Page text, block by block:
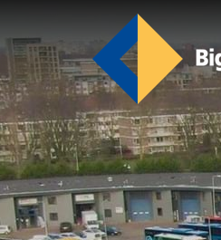
Over ons